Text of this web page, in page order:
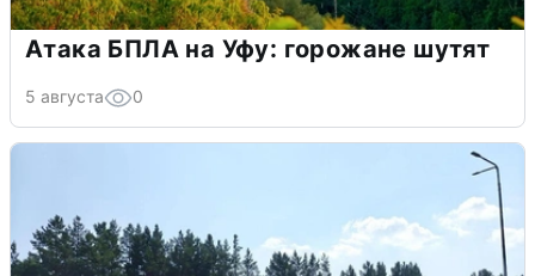
Атака БПЛА на Уфу: горожане шутят
5 августа 0